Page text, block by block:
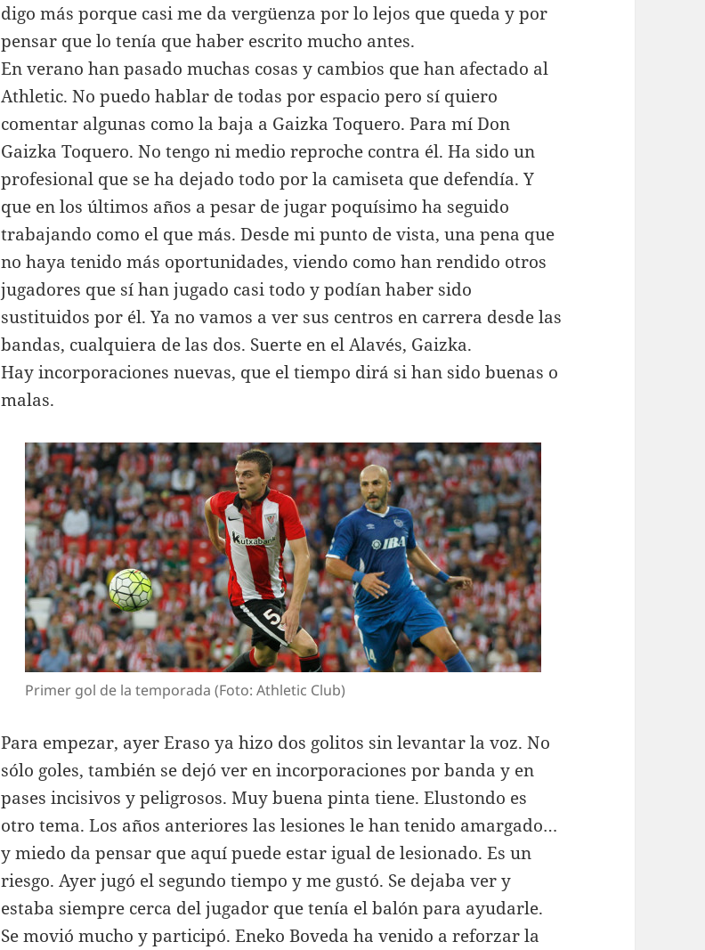
digo más porque casi me da vergüenza por lo lejos que queda y por
pensar que lo tenía que haber escrito mucho antes.
En verano han pasado muchas cosas y cambios que han afectado al
Athletic. No puedo hablar de todas por espacio pero sí quiero
comentar algunas como la baja a Gaizka Toquero. Para mí Don
Gaizka Toquero. No tengo ni medio reproche contra él. Ha sido un
profesional que se ha dejado todo por la camiseta que defendía. Y
que en los últimos años a pesar de jugar poquísimo ha seguido
trabajando como el que más. Desde mi punto de vista, una pena que
no haya tenido más oportunidades, viendo como han rendido otros
jugadores que sí han jugado casi todo y podían haber sido
sustituidos por él. Ya no vamos a ver sus centros en carrera desde las
bandas, cualquiera de las dos. Suerte en el Alavés, Gaizka.
Hay incorporaciones nuevas, que el tiempo dirá si han sido buenas o
malas.
Primer gol de la temporada (Foto: Athletic Club)
Para empezar, ayer Eraso ya hizo dos golitos sin levantar la voz. No
sólo goles, también se dejó ver en incorporaciones por banda y en
pases incisivos y peligrosos. Muy buena pinta tiene. Elustondo es
otro tema. Los años anteriores las lesiones le han tenido amargado…
y miedo da pensar que aquí puede estar igual de lesionado. Es un
riesgo. Ayer jugó el segundo tiempo y me gustó. Se dejaba ver y
estaba siempre cerca del jugador que tenía el balón para ayudarle.
Se movió mucho y participó. Eneko Boveda ha venido a reforzar la